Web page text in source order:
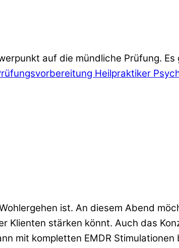
auf die mündliche Prüfung.
Heilpraktiker
ist. An diesem Abend
Klienten stärken könnt. Auch das
mit kompletten EMDR